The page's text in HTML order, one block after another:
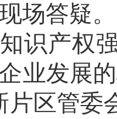
场答疑。
识产权
业发展
片区管委